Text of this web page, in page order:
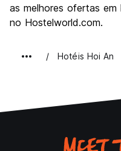
as melhores ofertas
no Hostelworld.com.
Hotéis Hoi An